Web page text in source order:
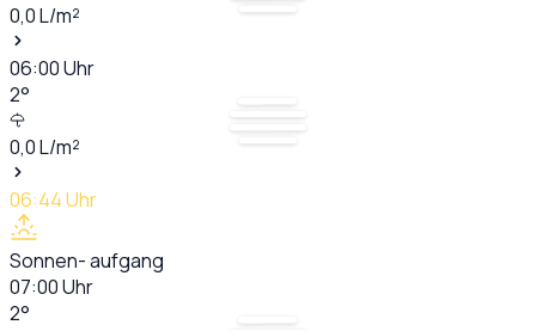
0,0L/m²
06:00Uhr
2°
0,0L/m²
06:44Uhr
Sonnen- aufgang
07:00Uhr
2°